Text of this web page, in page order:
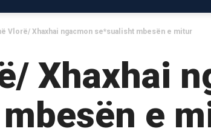
Vlorë/ Xhaxhai ngacmon se*sualisht mbesën e mitur
Xhaxhai
e